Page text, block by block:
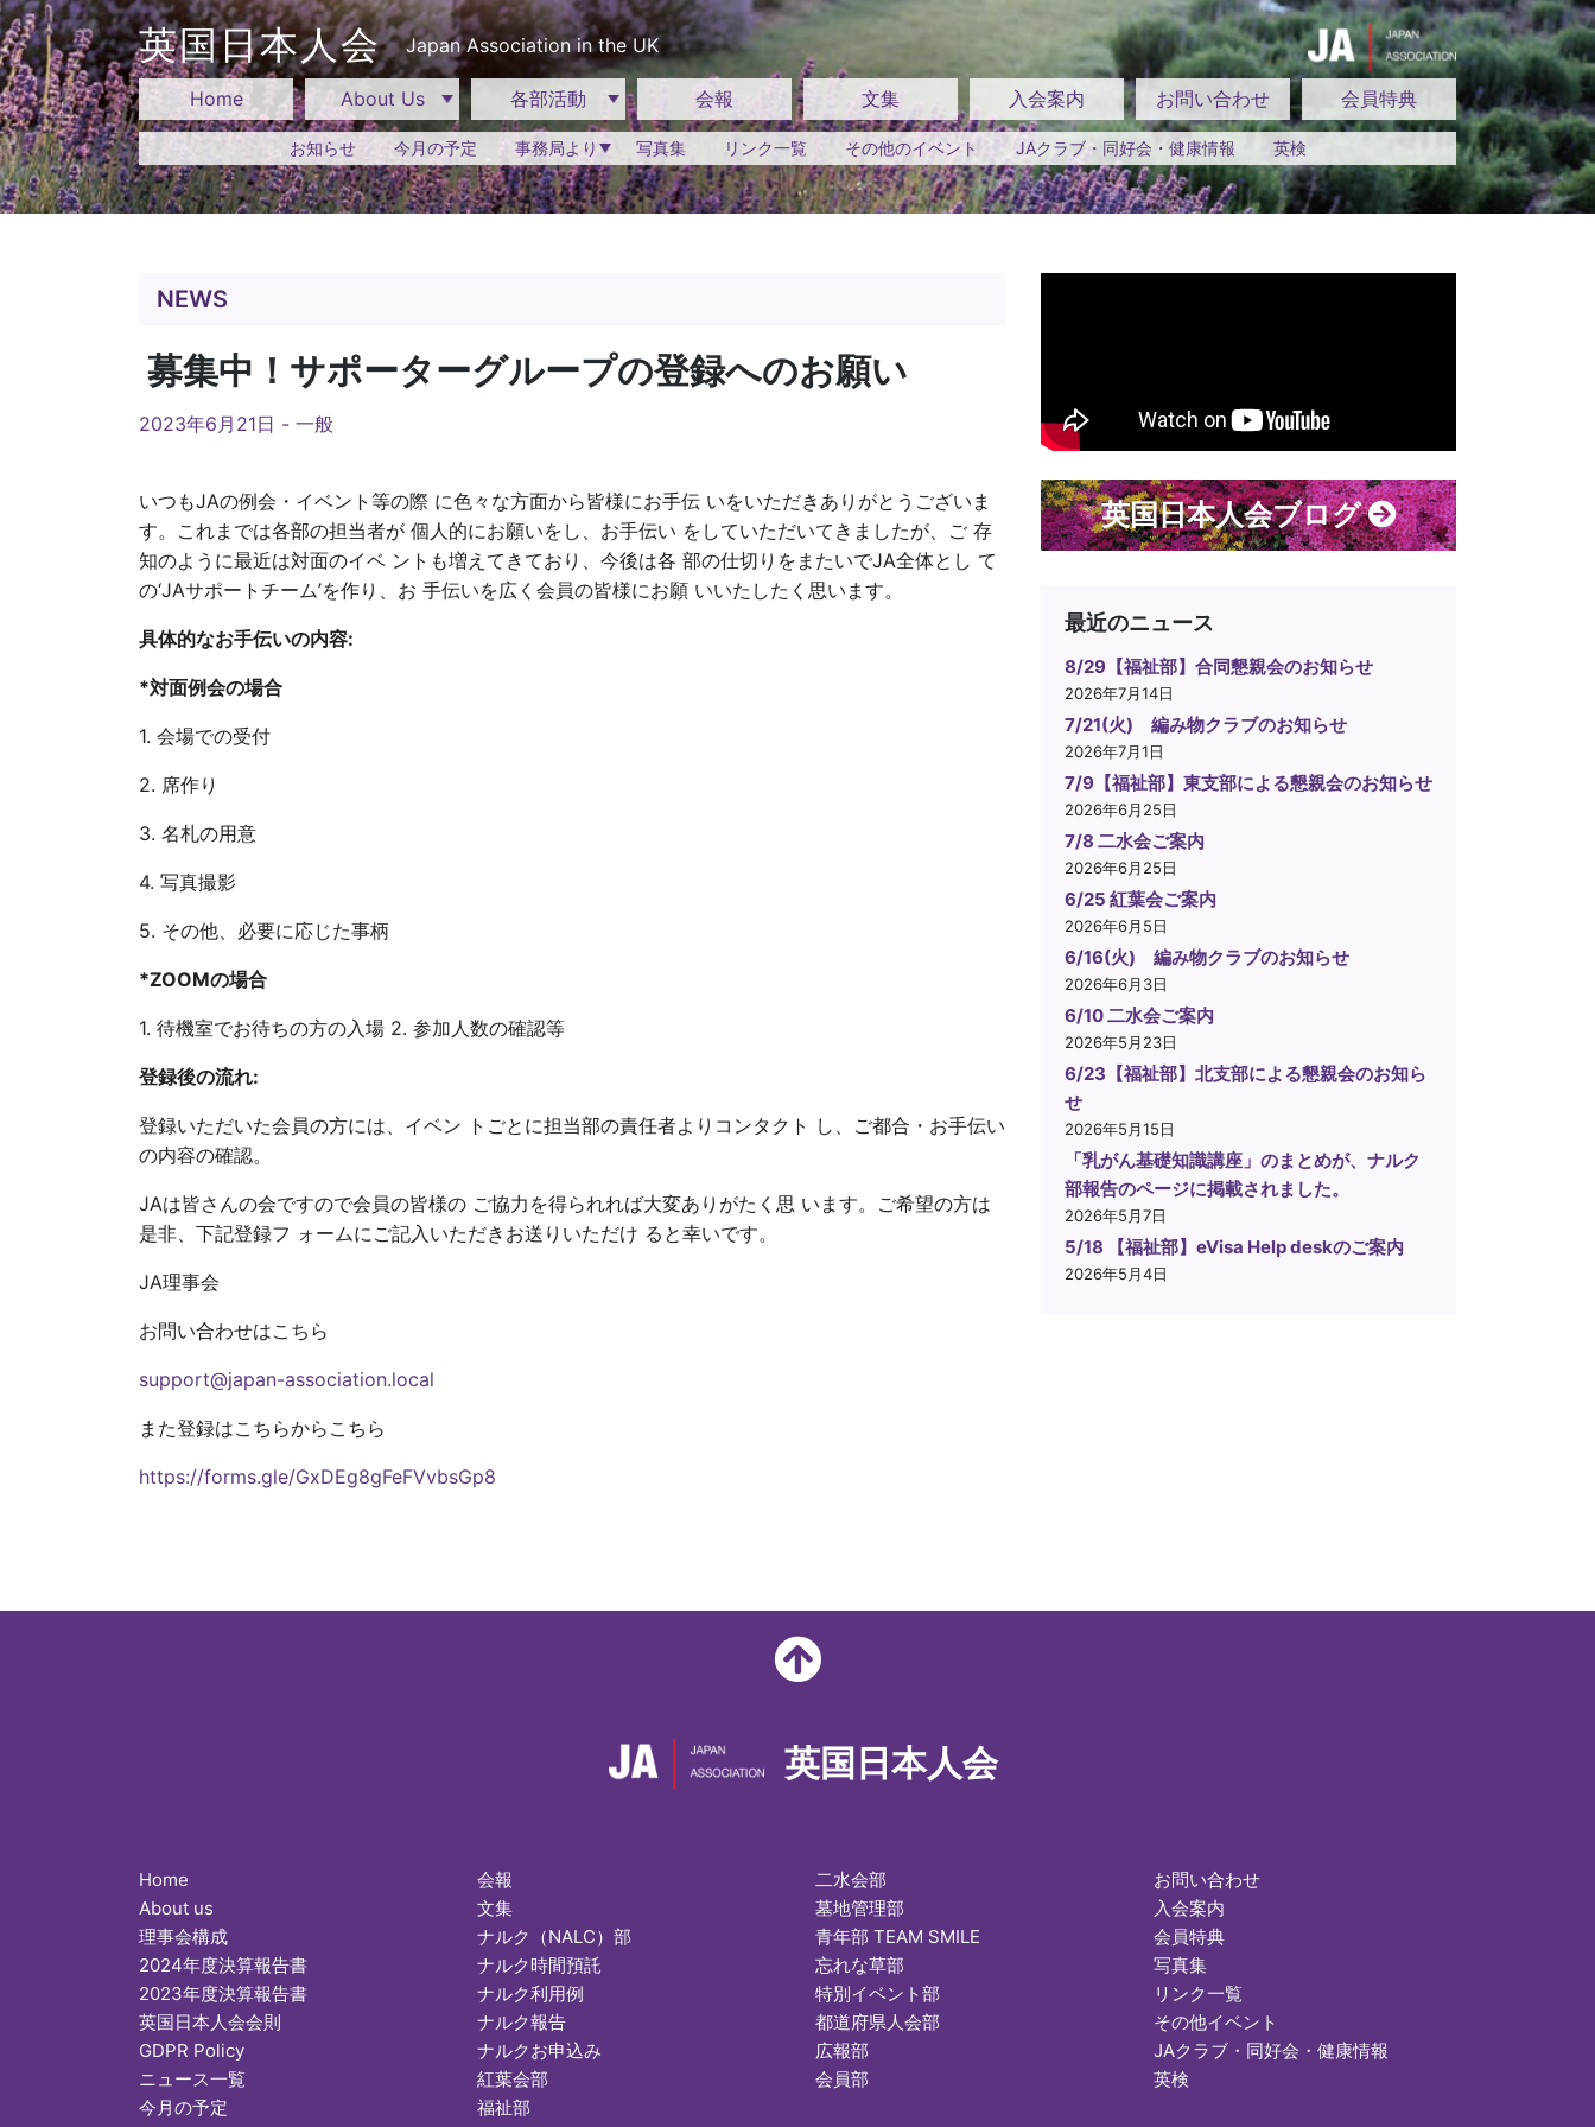
Skip
to
content
英国日本人会 Japan Association in the UK
Home About Us 各部活動 会報 文集 入会案内 お問い合わせ 会員特典
お知らせ 今月の予定 事務局より 写真集 リンク一覧 その他のイベント JAクラブ・同好会・健康情報 英検
NEWS
募集中！サポーターグループの登録へのお願い
2023年6月21日 - 一般
いつもJAの例会・イベント等の際 に色々な方面から皆様にお手伝 いをいただきありがとうございま
す。これまでは各部の担当者が 個人的にお願いをし、お手伝い をしていただいてきましたが、ご 存
知のように最近は対面のイベ ントも増えてきており、今後は各 部の仕切りをまたいでJA全体とし て
の‘JAサポートチーム’を作り、お 手伝いを広く会員の皆様にお願 いいたしたく思います。
具体的なお手伝いの内容:
*対面例会の場合
1. 会場での受付
2. 席作り
3. 名札の用意
4. 写真撮影
5. その他、必要に応じた事柄
*ZOOMの場合
1. 待機室でお待ちの方の入場 2. 参加人数の確認等
登録後の流れ:
登録いただいた会員の方には、イベン トごとに担当部の責任者よりコンタクト し、ご都合・お手伝い
の内容の確認。
JAは皆さんの会ですので会員の皆様の ご協力を得られれば大変ありがたく思 います。ご希望の方は
是非、下記登録フ ォームにご記入いただきお送りいただけ ると幸いです。
JA理事会
お問い合わせはこちら
support@japan-association.local
また登録はこちらからこちら
https://forms.gle/GxDEg8gFeFVvbsGp8
英国日本人会ブログ
最近のニュース
8/29【福祉部】合同懇親会のお知らせ
2026年7月14日
7/21(火) 編み物クラブのお知らせ
2026年7月1日
7/9【福祉部】東支部による懇親会のお知らせ
2026年6月25日
7/8 二水会ご案内
2026年6月25日
6/25 紅葉会ご案内
2026年6月5日
6/16(火) 編み物クラブのお知らせ
2026年6月3日
6/10 二水会ご案内
2026年5月23日
6/23【福祉部】北支部による懇親会のお知ら
せ
2026年5月15日
「乳がん基礎知識講座」のまとめが、ナルク
部報告のページに掲載されました。
2026年5月7日
5/18 【福祉部】eVisa Help deskのご案内
2026年5月4日
英国日本人会
Home
About us
理事会構成
2024年度決算報告書
2023年度決算報告書
英国日本人会会則
GDPR Policy
ニュース一覧
今月の予定
会報
文集
ナルク（NALC）部
ナルク時間預託
ナルク利用例
ナルク報告
ナルクお申込み
紅葉会部
福祉部
二水会部
墓地管理部
青年部 TEAM SMILE
忘れな草部
特別イベント部
都道府県人会部
広報部
会員部
お問い合わせ
入会案内
会員特典
写真集
リンク一覧
その他イベント
JAクラブ・同好会・健康情報
英検